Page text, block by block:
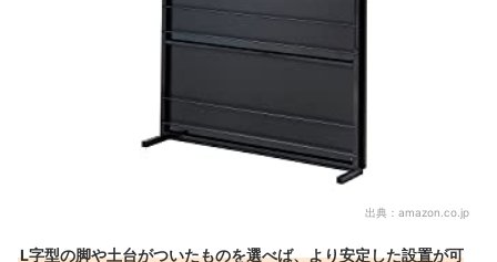
出典： amazon.co.jp
L字型の脚や土台がついたものを選べば、より安定した設置が可